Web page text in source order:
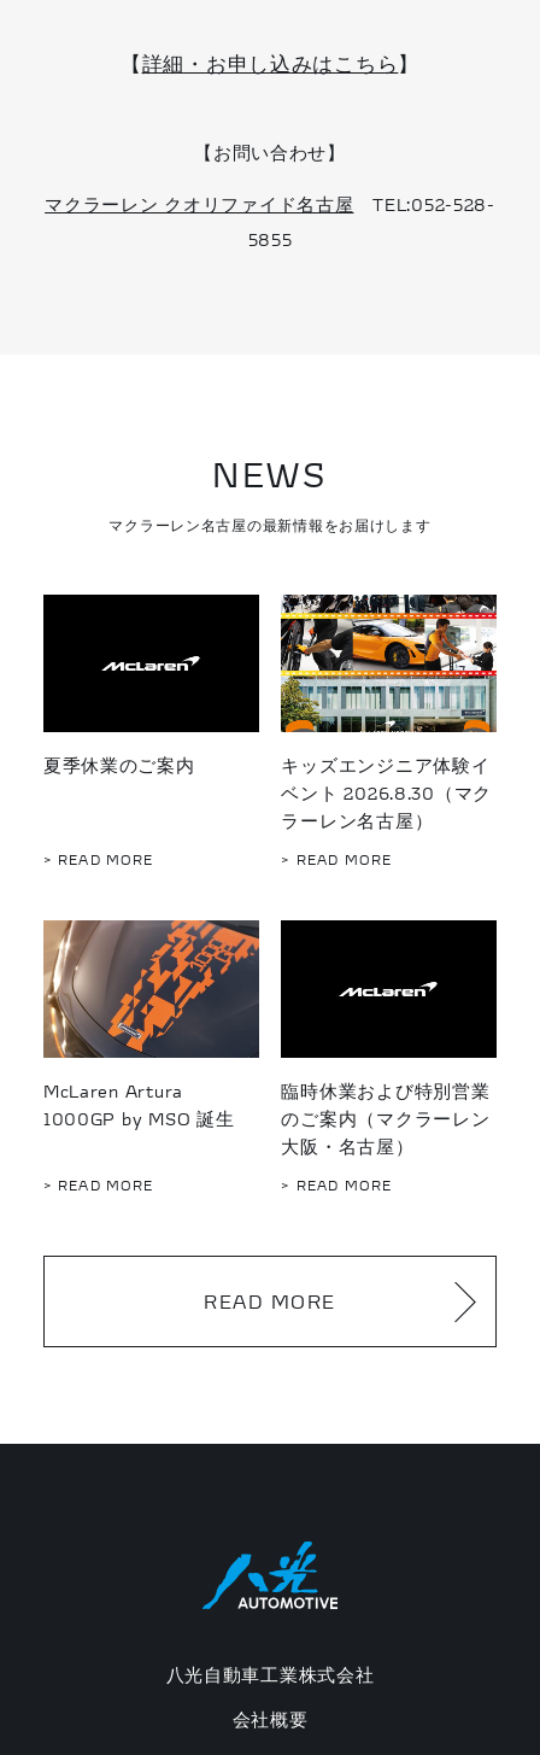
【詳細・お申し込みはこちら】
【お問い合わせ】
マクラーレン クオリファイド名古屋 TEL:052-528-
5855
NEWS
マクラーレン名古屋の最新情報をお届けします
夏季休業のご案内
> READ MORE
キッズエンジニア体験イ
ベント 2026.8.30（マク
ラーレン名古屋）
> READ MORE
McLaren Artura
1000GP by MSO 誕生
> READ MORE
臨時休業および特別営業
のご案内（マクラーレン
大阪・名古屋）
> READ MORE
READ MORE
八光自動車工業株式会社
会社概要